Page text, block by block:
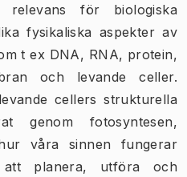
relevans för biologiska
fysikaliska aspekter av
t ex DNA, RNA, protein,
och levande celler.
cellers strukturella
genom fotosyntesen,
våra sinnen fungerar
planera, utföra och